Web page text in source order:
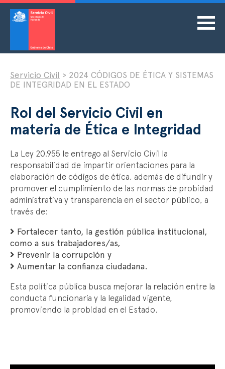
Servicio Civil > 2024 CÓDIGOS DE ÉTICA Y SISTEMAS
DE INTEGRIDAD EN EL ESTADO
Rol del Servicio Civil en
materia de Ética e Integridad
La Ley 20.955 le entrego al Servicio Civil la
responsabilidad de impartir orientaciones para la
elaboración de códigos de ética, además de difundir y
promover el cumplimiento de las normas de probidad
administrativa y transparencia en el sector público, a
través de:
Fortalecer tanto, la gestión pública institucional,
como a sus trabajadores/as,
Prevenir la corrupción y
Aumentar la confianza ciudadana.
Esta política pública busca mejorar la relación entre la
conducta funcionaria y la legalidad vigente,
promoviendo la probidad en el Estado.